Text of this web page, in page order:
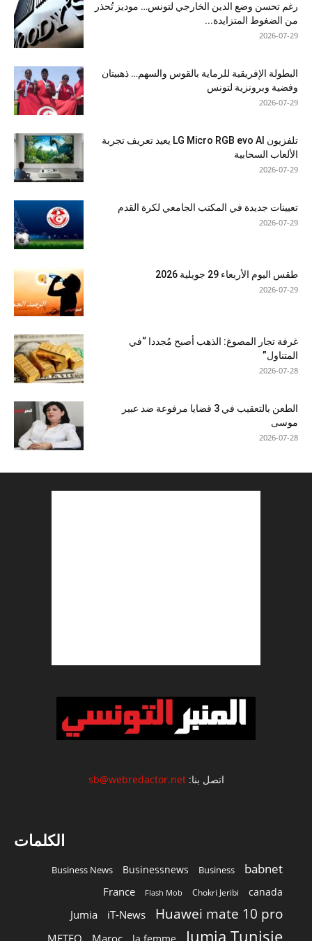
رغم تحسن وضع الدين الخارجي لتونس… موديز تُحذر
من الضغوط المتزايدة...
2026-07-29
البطولة الإفريقية للرماية بالقوس والسهم… ذهبيتان
وفضية وبرونزية لتونس
2026-07-29
تلفزيون LG Micro RGB evo AI يعيد تعريف تجربة
الألعاب السحابية
2026-07-29
تعيينات جديدة في المكتب الجامعي لكرة القدم
2026-07-29
طقس اليوم الأربعاء 29 جويلية 2026
2026-07-29
غرفة تجار المصوغ: الذهب أصبح مُجددا “في
المتناول”
2026-07-28
الطعن بالتعقيب في 3 قضايا مرفوعة ضد عبير
موسى
2026-07-28
اتصل بنا:sb@webredactor.net
الكلمات
babnet
Business
Businessnews
Business News
canada
Chokri Jeribi
Flash Mob
France
Huawei mate 10 pro
iT-News
Jumia
Jumia Tunisie